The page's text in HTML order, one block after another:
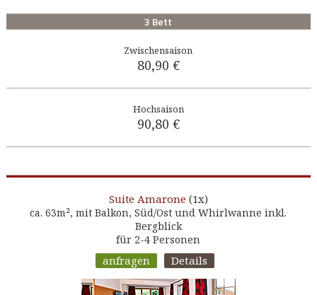
3 Bett
80,90 €
90,80 €
Suite Amarone (1x)
ca. 63m², mit Balkon, Süd/Ost und Whirlwanne inkl.
Bergblick
für 2-4 Personen
anfragen Details